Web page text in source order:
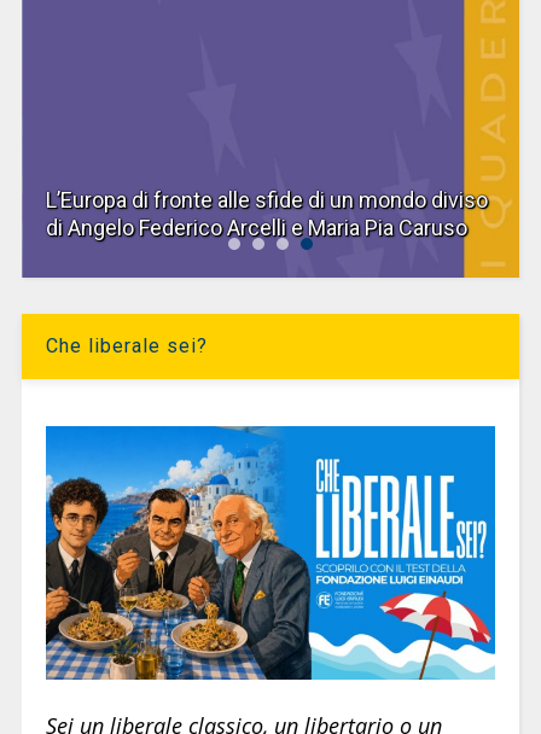
YŪGEN. Mistero sul Canal Grande di Eva
Convertino, Alberto Mingardi
Che liberale sei?
Sei un liberale classico, un libertario o un